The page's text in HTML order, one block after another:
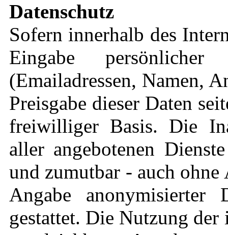
Datenschutz
Sofern innerhalb des
Eingabe
(Emailadressen, Namen,
Preisgabe dieser Daten
freiwilliger Basis. Die
aller angebotenen
und zumutbar - auch
Angabe anonymisierter
gestattet. Die Nutzung der